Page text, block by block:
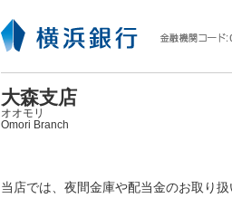
大森支店
オオモリ
Omori Branch
当店では、夜間金庫や配当金のお取り